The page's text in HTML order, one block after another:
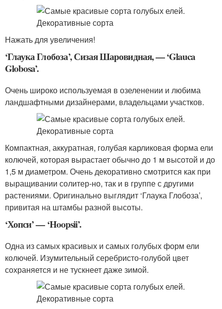
Нажать для увеличения!
‘Глаука Глобоза’, Сизая Шаровидная, — ‘Glauca
Globosa’.
Очень широко используемая в озеленении и любима
ландшафтными дизайнерами, владельцами участков.
Компактная, аккуратная, голубая карликовая форма ели
колючей, которая вырастает обычно до 1 м высотой и до
1,5 м диаметром. Очень декоративно смотрится как при
выращивании солитер-но, так и в группе с другими
растениями. Оригинально выглядит ‘Глаука Глобоза’,
привитая на штамбы разной высоты.
‘Хопси’ — ‘Hoopsii’.
Одна из самых красивых и самых голубых форм ели
колючей. Изумительный серебристо-голубой цвет
сохраняется и не тускнеет даже зимой.